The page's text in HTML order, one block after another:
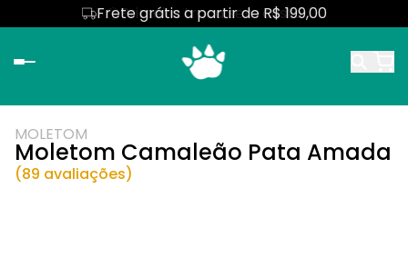
Frete grátis a partir de R$ 199,00
Primeira troca sem custo
MOLETOM
Moletom Camaleão Pata Amada
(89 avaliações)